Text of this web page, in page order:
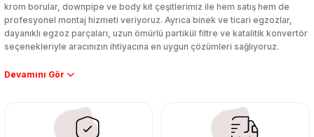
krom borular, downpipe ve body kit çeşitlerimiz ile hem satış hem de
profesyonel montaj hizmeti veriyoruz. Ayrıca binek ve ticari egzozlar,
dayanıklı egzoz parçaları, uzun ömürlü partikül filtre ve katalitik konvertör
seçenekleriyle aracınızın ihtiyacına en uygun çözümleri sağlıyoruz.
Performans artışı isteyen sürücüler için özel performans egzozları ve
çıkma orijinal ürünler ile yenileyebilir, body kit uygulamalarıyla aracınızın
tasarımını ve aerodinamisini üst seviyeye taşıyabilirsiniz.